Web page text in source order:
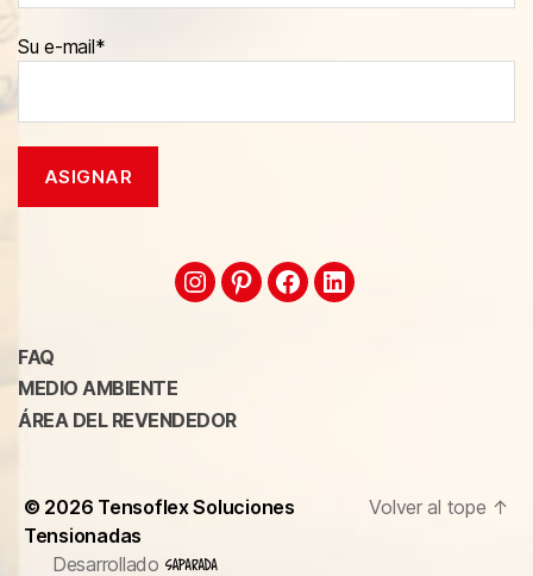
Su e-mail*
FAQ
MEDIO AMBIENTE
ÁREA DEL REVENDEDOR
© 2026 Tensoflex Soluciones
Tensionadas
Desarrollado
Volver al tope ↑